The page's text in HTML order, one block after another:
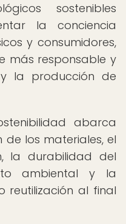
sostenibles
la conciencia
y consumidores,
más responsable y
la producción de
abarca
los materiales, el
la durabilidad del
ambiental y la
reutilización al final